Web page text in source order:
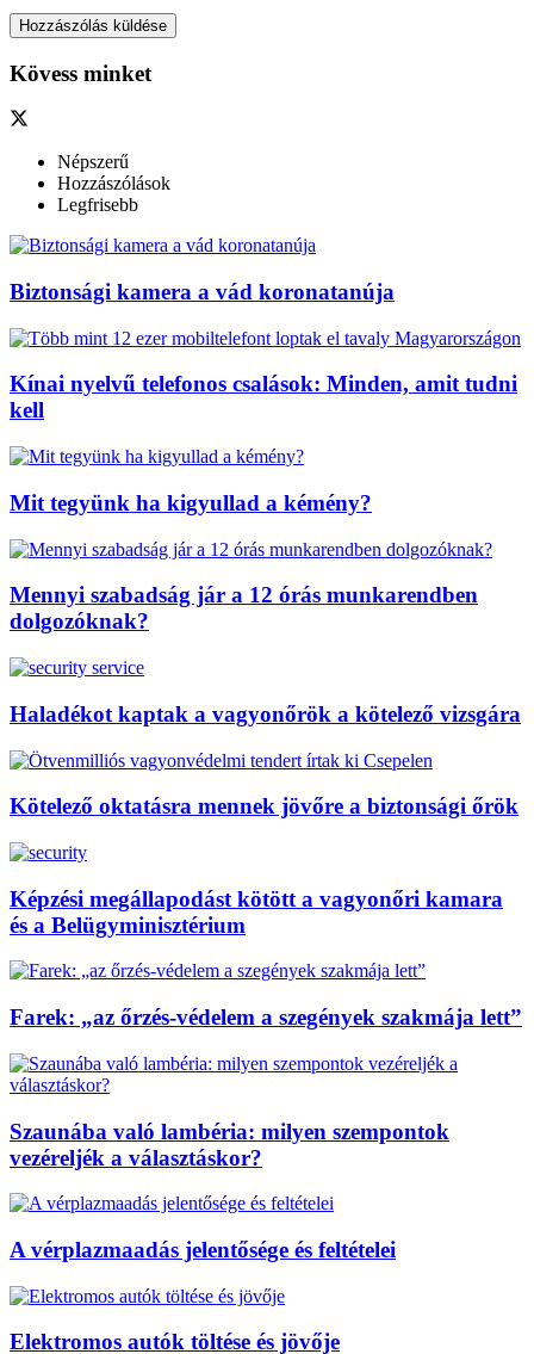
Kövess minket
Népszerű
Hozzászólások
Legfrisebb
Biztonsági kamera a vád koronatanúja
Kínai nyelvű telefonos csalások: Minden, amit tudni
kell
Mit tegyünk ha kigyullad a kémény?
Mennyi szabadság jár a 12 órás munkarendben
dolgozóknak?
Haladékot kaptak a vagyonőrök a kötelező vizsgára
Kötelező oktatásra mennek jövőre a biztonsági őrök
Képzési megállapodást kötött a vagyonőri kamara
és a Belügyminisztérium
Farek: „az őrzés-védelem a szegények szakmája lett”
Szaunába való lambéria: milyen szempontok
vezéreljék a választáskor?
A vérplazmaadás jelentősége és feltételei
Elektromos autók töltése és jövője